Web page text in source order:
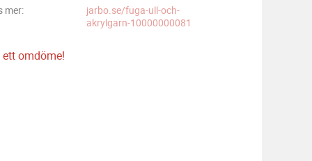
mer
jarbo.se/fuga-ull-och-
akrylgarn-10000000081
ett omdöme!